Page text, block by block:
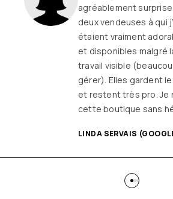
agréablement surprise
deux vendeuses à qui
étaient vraiment
et disponibles malgré
travail visible
gérer). Elles gardent
et restent très pro. Je
cette boutique sans
LINDA SERVAIS